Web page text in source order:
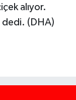
alıyor.
dedi. (DHA)